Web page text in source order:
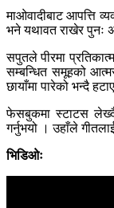
माओवादीबाट आपत्ति
भने यथावत राखेर पुनः
सपुतले पीरमा
सम्बन्धित समूहको
छायाँमा पारेको भन्दै
फेसबुकमा स्टाटस
गर्नुभयो । उहाँले
भिडिओः